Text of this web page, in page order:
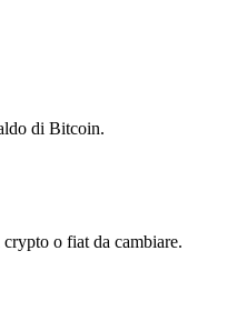
di Bitcoin.
o fiat da cambiare.